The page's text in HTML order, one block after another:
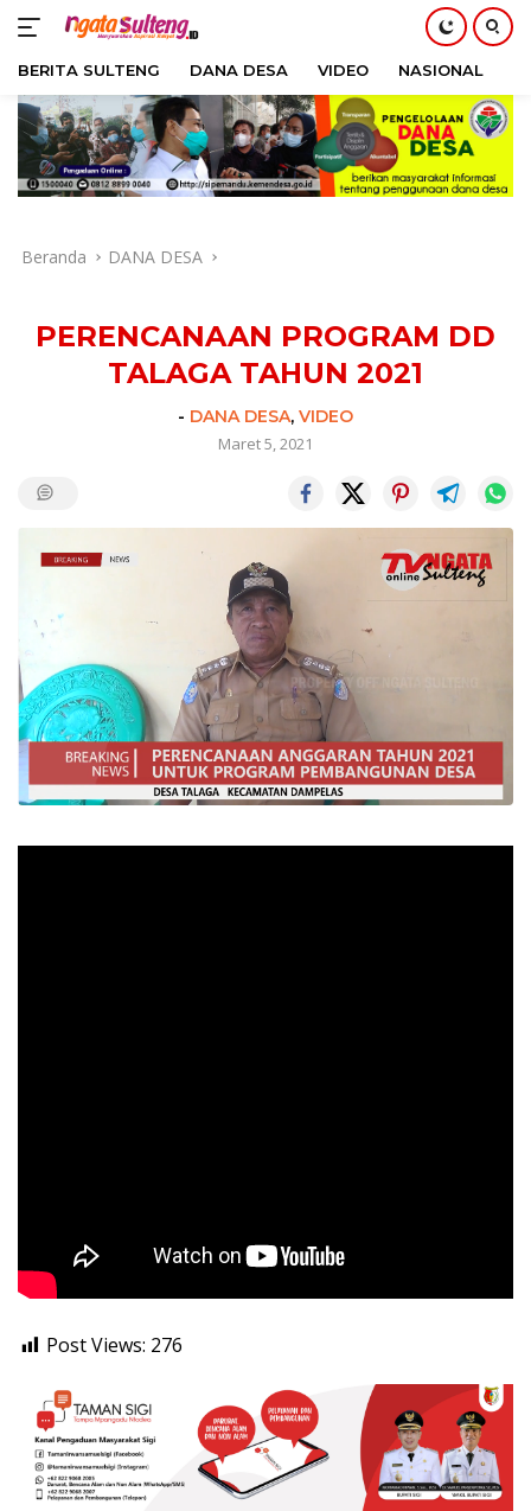
Langsung
konten
BERITA SULTENG DANA DESA VIDEO NASIONAL
Beranda DANA DESA
PERENCANAAN PROGRAM DD
TALAGA TAHUN 2021
- DANA DESA, VIDEO
Maret 5, 2021
Post Views: 276